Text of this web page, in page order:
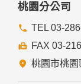
桃園分公司
TEL 03-
FAX 03-
桃園市桃